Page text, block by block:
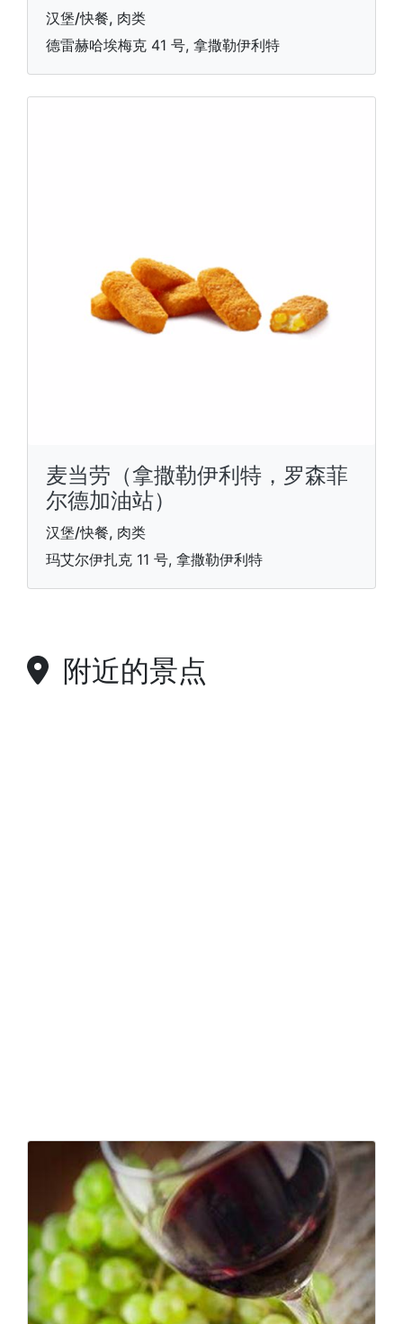
汉堡/快餐, 肉类
德雷赫哈埃梅克 41 号, 拿撒勒伊利特
麦当劳（拿撒勒伊利特，罗森菲
尔德加油站）
汉堡/快餐, 肉类
玛艾尔伊扎克 11 号, 拿撒勒伊利特
附近的景点